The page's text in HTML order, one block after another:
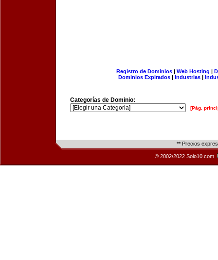
Registro de Dominios| Web Hosting |
Dominios Expirados | Industrias |
Categorías de Dominio:
[Pág.
** Precios
© 2002/2022 Solo10.com